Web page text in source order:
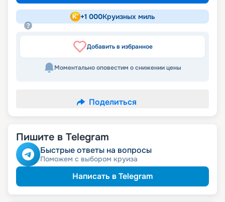
+1 000Круизных миль
Добавить в избранное
Моментально оповестим о снижении цены
Поделиться
Пишите в Telegram
Быстрые ответы на вопросы
Поможем с выбором круиза
Написать в Telegram